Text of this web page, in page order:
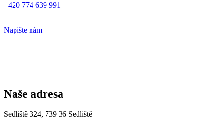
+420 774 639 991
Napište nám
Naše adresa
Sedliště 324, 739 36 Sedliště